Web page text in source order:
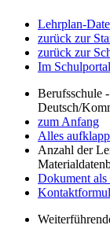
Lehrplan-
zurück zur
zurück zur
Im
Berufsschule
Deutsch/
zum Anfang
Alles
Anzahl der
Dokument als